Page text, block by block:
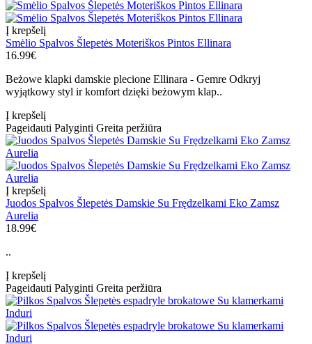
Į krepšelį
Smėlio Spalvos Šlepetės Moteriškos Pintos Ellinara
16.99€
Beżowe klapki damskie plecione Ellinara - Gemre Odkryj
wyjątkowy styl ir komfort dzięki beżowym klap..
Į krepšelį
Pageidauti Palyginti Greita peržiūra
Į krepšelį
Juodos Spalvos Šlepetės Damskie Su Frędzelkami Eko Zamsz
Aurelia
18.99€
..
Į krepšelį
Pageidauti Palyginti Greita peržiūra